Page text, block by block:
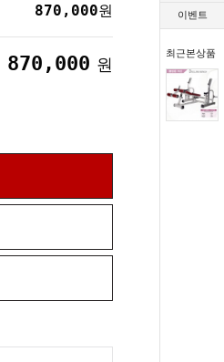
이벤트
최근본상품
870,000원
870,000 원